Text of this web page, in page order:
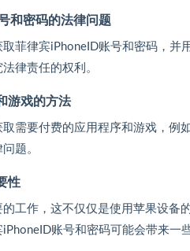
和密码的法律问题
菲律宾iPhoneID账号和密码，并
律责任的权利。
游戏的方法
需要付费的应用程序和游戏，例
题。
性
工作，这不仅仅是使用苹果设备
账号和密码可能会带来一